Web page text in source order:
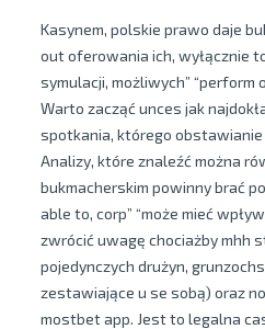
Kasynem, polskie prawo daje
out oferowania ich, wyłącznie
symulacji, możliwych” “perform
Warto zacząć unces jak
spotkania, którego
Analizy, które znaleźć można
bukmacherskim powinny brać
able to, corp” “może mieć
zwrócić uwagę chociażby mhh
pojedynczych drużyn,
zestawiające u se sobą) oraz
mostbet app. Jest to legalna